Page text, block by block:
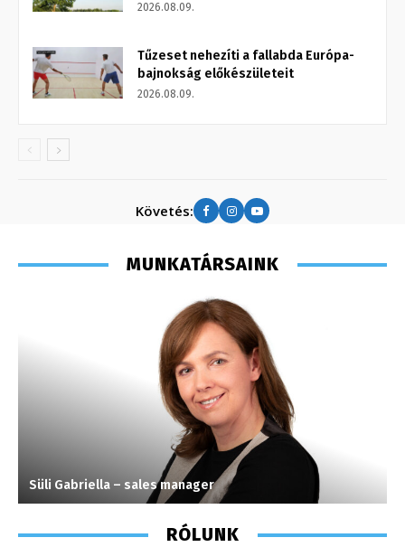
2026.08.09.
Tűzeset nehezíti a fallabda Európa-
bajnokság előkészületeit
2026.08.09.
Követés:
MUNKATÁRSAINK
Süli Gabriella – sales manager
RÓLUNK